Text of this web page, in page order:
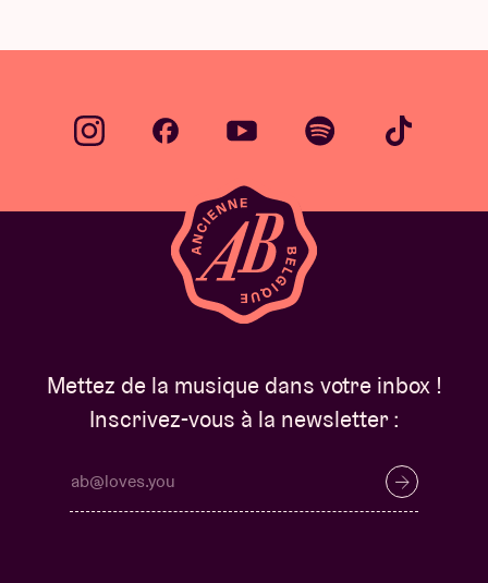
Mettez de la musique dans votre inbox !
Inscrivez-vous à la newsletter :